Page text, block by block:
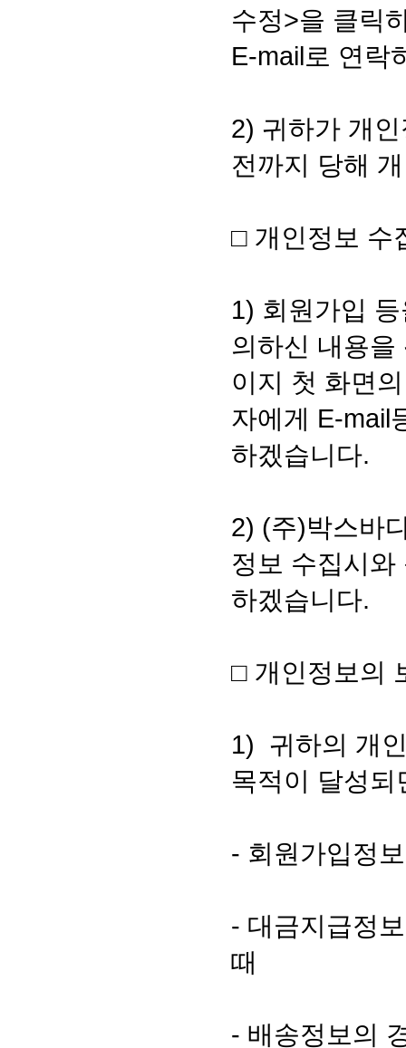
수정>을 클릭
E-mail로 연락
2) 귀하가 개
전까지 당해
□ 개인정보 수
1) 회원가입
의하신 내용
이지 첫 화면
자에게 E-mail
하겠습니다.
2) (주)박스바
정보 수집시
하겠습니다.
□ 개인정보의
1) 귀하의 개
목적이 달성되
- 회원가입정
- 대금지급정
때
- 배송정보의